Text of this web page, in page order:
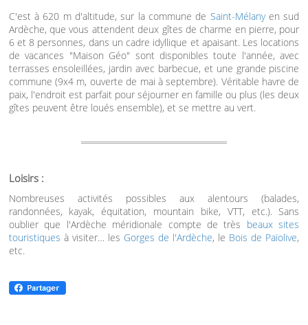
C'est à 620 m d'altitude, sur la commune de Saint-Mélanyen sud
Ardèche, que vous attendent deux gîtes de charme en pierre, pour
6 et 8 personnes, dans un cadre idyllique et apaisant. Les locations
de vacances "Maison Géo" sont disponibles toute l'année, avec
terrasses ensoleillées, jardin avec barbecue, et une grande piscine
commune (9x4 m, ouverte de mai à septembre). Véritable havre de
paix, l'endroit est parfait pour séjourner en famille ou plus (les deux
gîtes peuvent être loués ensemble), et se mettre au vert.
Loisirs :
Nombreuses activités possibles aux alentours (balades,
randonnées, kayak, équitation, mountain bike, VTT, etc.). Sans
oublier que l'Ardèche méridionale compte de très beaux sites
touristiques à visiter… les Gorges de l'Ardèche, le Bois de Païolive,
etc.